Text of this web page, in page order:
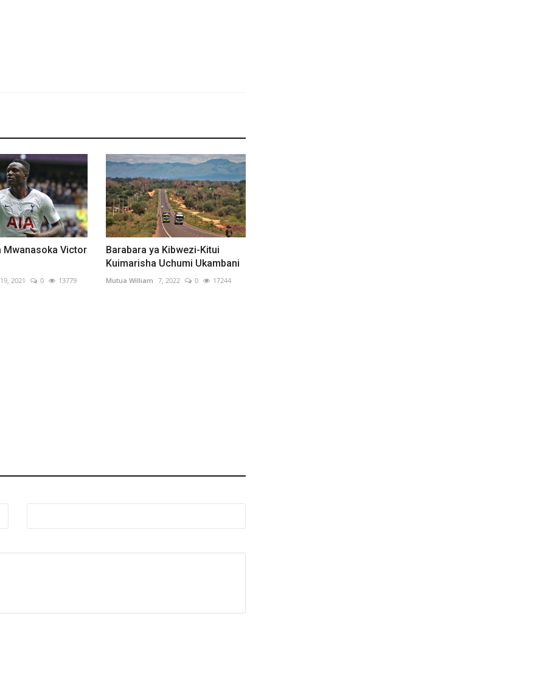
Mwanasoka Victor
19, 2021 0 13779
Barabara ya Kibwezi-Kitui
Kuimarisha Uchumi Ukambani
Mutua William 7, 2022 0 17244